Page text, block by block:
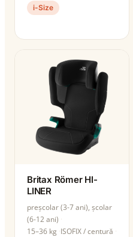
i-Size
Britax Römer HI-
LINER
preșcolar (3-7 ani), școlar
(6-12 ani)
15–36 kg ISOFIX / centură